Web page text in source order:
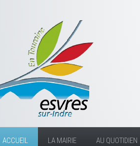
ACCUEIL LA MAIRIE AU QUOTIDIEN